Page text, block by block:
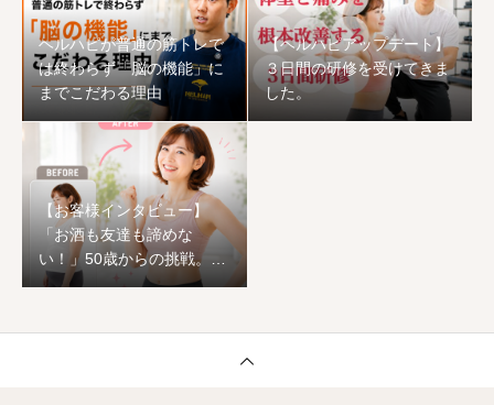
ヘルハピが普通の筋トレで
は終わらず「脳の機能」に
までこだわる理由
【ヘルハピアップデート】
３日間の研修を受けてきま
した。
【お客様インタビュー】
「お酒も友達も諦めな
い！」50歳からの挑戦。1
ヶ月でワンサイズ下の服が
まれ変わった恵子様のスト